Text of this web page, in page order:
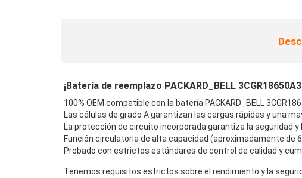
¡Batería de reemplazo PACKARD_BELL
100% OEM compatible con la batería PACKARD_BELL
Las células de grado A garantizan las cargas rápidas y una
La protección de circuito incorporada garantiza la seguridad y
Función circulatoria de alta capacidad (aproximadamente de
Probado con estrictos estándares de control de calidad y
Tenemos requisitos estrictos sobre el rendimiento y la